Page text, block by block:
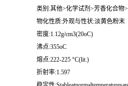
类别:其他>化学试剂>芳香化合物>
物化性质:外观与性状:淡黄色粉末
密度:1.12g/cm3(20oC)
沸点:355oC
熔点:222-225 °C(lit.)
折射率:1.597